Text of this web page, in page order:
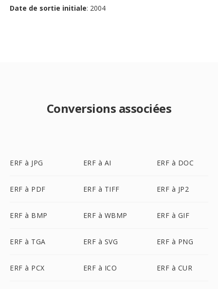
Date de sortie initiale: 2004
Conversions associées
ERF à JPG ERF à AI ERF à DOC
ERF à PDF ERF à TIFF ERF à JP2
ERF à BMP ERF à WBMP ERF à GIF
ERF à TGA ERF à SVG ERF à PNG
ERF à PCX ERF à ICO ERF à CUR